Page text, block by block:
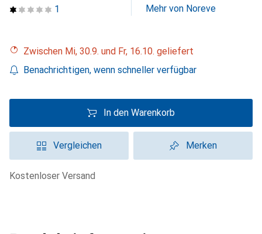
1 Mehr von Noreve
Zwischen Mi, 30.9. und Fr, 16.10. geliefert
Benachrichtigen, wenn schneller verfügbar
In den Warenkorb
Vergleichen Merken
kostenloser Versand